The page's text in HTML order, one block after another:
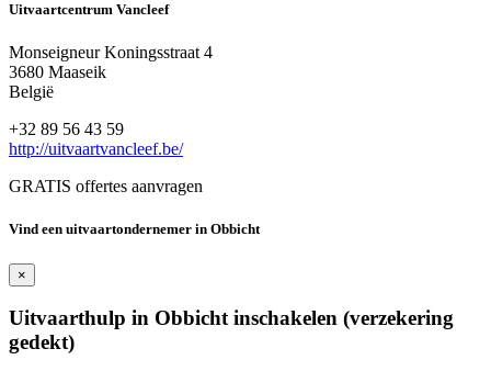
Uitvaartcentrum Vancleef
Monseigneur Koningsstraat 4
3680 Maaseik
België
+32 89 56 43 59
http://uitvaartvancleef.be/
GRATIS offertes aanvragen
Vind een uitvaartondernemer in Obbicht
×
Uitvaarthulp in Obbicht inschakelen (verzekering
gedekt)